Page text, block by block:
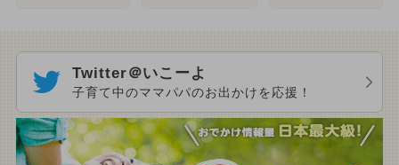
Twitter＠いこーよ
子育て中のママパパのお出かけを応援！